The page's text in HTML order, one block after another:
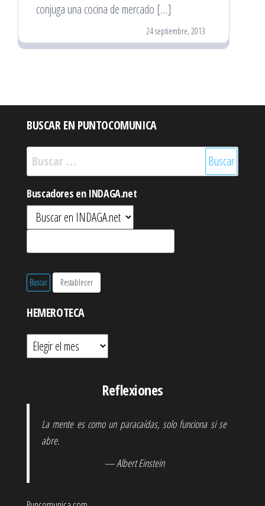
conjuga una cocina de mercado […]
24 septiembre, 2013
BUSCAR EN PUNTOCOMUNICA
Buscar:
Buscadores en INDAGA.net
HEMEROTECA
Hemeroteca
Reflexiones
La mente es como un paracaídas, solo funciona si se
abre.
— Albert Einstein